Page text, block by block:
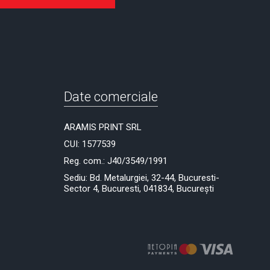
Date comerciale
ARAMIS PRINT SRL
CUI: 1577539
Reg. com.: J40/3549/1991
Sediu: Bd. Metalurgiei, 32-44, Bucuresti-
Sector 4, Bucuresti, 041834, București